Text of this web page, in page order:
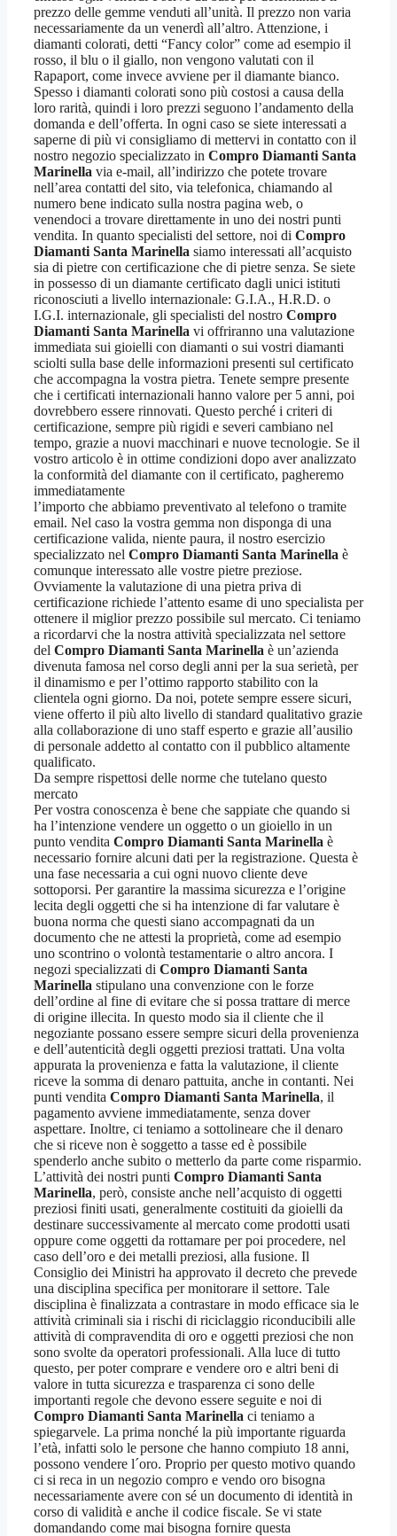
prezzo delle gemme venduti all’unità. Il prezzo non varia
necessariamente da un venerdì all’altro. Attenzione, i
diamanti colorati, detti “Fancy color” come ad esempio il
rosso, il blu o il giallo, non vengono valutati con il
Rapaport, come invece avviene per il diamante bianco.
Spesso i diamanti colorati sono più costosi a causa della
loro rarità, quindi i loro prezzi seguono l’andamento della
domanda e dell’offerta. In ogni caso se siete interessati a
saperne di più vi consigliamo di mettervi in contatto con il
nostro negozio specializzato in Compro Diamanti Santa
Marinella via e-mail, all’indirizzo che potete trovare
nell’area contatti del sito, via telefonica, chiamando al
numero bene indicato sulla nostra pagina web, o
venendoci a trovare direttamente in uno dei nostri punti
vendita. In quanto specialisti del settore, noi di Compro
Diamanti Santa Marinella siamo interessati all’acquisto
sia di pietre con certificazione che di pietre senza. Se siete
in possesso di un diamante certificato dagli unici istituti
riconosciuti a livello internazionale: G.I.A., H.R.D. o
I.G.I. internazionale, gli specialisti del nostro Compro
Diamanti Santa Marinella vi offriranno una valutazione
immediata sui gioielli con diamanti o sui vostri diamanti
sciolti sulla base delle informazioni presenti sul certificato
che accompagna la vostra pietra. Tenete sempre presente
che i certificati internazionali hanno valore per 5 anni, poi
dovrebbero essere rinnovati. Questo perché i criteri di
certificazione, sempre più rigidi e severi cambiano nel
tempo, grazie a nuovi macchinari e nuove tecnologie. Se il
vostro articolo è in ottime condizioni dopo aver analizzato
la conformità del diamante con il certificato, pagheremo
immediatamente
l’importo che abbiamo preventivato al telefono o tramite
email. Nel caso la vostra gemma non disponga di una
certificazione valida, niente paura, il nostro esercizio
specializzato nel Compro Diamanti Santa Marinella è
comunque interessato alle vostre pietre preziose.
Ovviamente la valutazione di una pietra priva di
certificazione richiede l’attento esame di uno specialista per
ottenere il miglior prezzo possibile sul mercato. Ci teniamo
a ricordarvi che la nostra attività specializzata nel settore
del Compro Diamanti Santa Marinella è un’azienda
divenuta famosa nel corso degli anni per la sua serietà, per
il dinamismo e per l’ottimo rapporto stabilito con la
clientela ogni giorno. Da noi, potete sempre essere sicuri,
viene offerto il più alto livello di standard qualitativo grazie
alla collaborazione di uno staff esperto e grazie all’ausilio
di personale addetto al contatto con il pubblico altamente
qualificato.
Da sempre rispettosi delle norme che tutelano questo
mercato
Per vostra conoscenza è bene che sappiate che quando si
ha l’intenzione vendere un oggetto o un gioiello in un
punto vendita Compro Diamanti Santa Marinella è
necessario fornire alcuni dati per la registrazione. Questa è
una fase necessaria a cui ogni nuovo cliente deve
sottoporsi. Per garantire la massima sicurezza e l’origine
lecita degli oggetti che si ha intenzione di far valutare è
buona norma che questi siano accompagnati da un
documento che ne attesti la proprietà, come ad esempio
uno scontrino o volontà testamentarie o altro ancora. I
negozi specializzati di Compro Diamanti Santa
Marinella stipulano una convenzione con le forze
dell’ordine al fine di evitare che si possa trattare di merce
di origine illecita. In questo modo sia il cliente che il
negoziante possano essere sempre sicuri della provenienza
e dell’autenticità degli oggetti preziosi trattati. Una volta
appurata la provenienza e fatta la valutazione, il cliente
riceve la somma di denaro pattuita, anche in contanti. Nei
punti vendita Compro Diamanti Santa Marinella, il
pagamento avviene immediatamente, senza dover
aspettare. Inoltre, ci teniamo a sottolineare che il denaro
che si riceve non è soggetto a tasse ed è possibile
spenderlo anche subito o metterlo da parte come risparmio.
L’attività dei nostri punti Compro Diamanti Santa
Marinella, però, consiste anche nell’acquisto di oggetti
preziosi finiti usati, generalmente costituiti da gioielli da
destinare successivamente al mercato come prodotti usati
oppure come oggetti da rottamare per poi procedere, nel
caso dell’oro e dei metalli preziosi, alla fusione. Il
Consiglio dei Ministri ha approvato il decreto che prevede
una disciplina specifica per monitorare il settore. Tale
disciplina è finalizzata a contrastare in modo efficace sia le
attività criminali sia i rischi di riciclaggio riconducibili alle
attività di compravendita di oro e oggetti preziosi che non
sono svolte da operatori professionali. Alla luce di tutto
questo, per poter comprare e vendere oro e altri beni di
valore in tutta sicurezza e trasparenza ci sono delle
importanti regole che devono essere seguite e noi di
Compro Diamanti Santa Marinella ci teniamo a
spiegarvele. La prima nonché la più importante riguarda
l’età, infatti solo le persone che hanno compiuto 18 anni,
possono vendere l´oro. Proprio per questo motivo quando
ci si reca in un negozio compro e vendo oro bisogna
necessariamente avere con sé un documento di identità in
corso di validità e anche il codice fiscale. Se vi state
domandando come mai bisogna fornire questa